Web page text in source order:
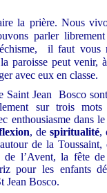
la prière. Nous
parler
il faut vous
paroisse peut venir,
avec eux en classe.
Saint Jean Bosco
sur trois
enthousiasme dans le
, despiritualité,
de la Toussaint,
de l’Avent, la fête
pour les enfants
Jean Bosco.